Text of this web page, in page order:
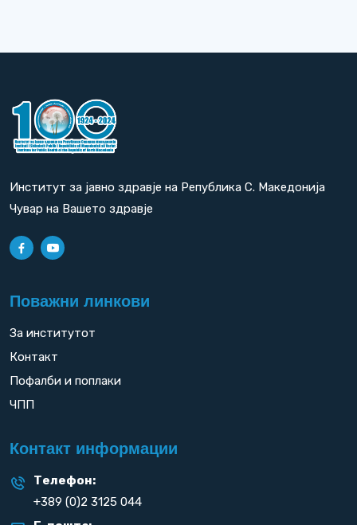
Институт за јавно здравје на Република С. Македонија
Чувар на Вашето здравје
Поважни линкови
За институтот
Контакт
Пофалби и поплаки
ЧПП
Контакт информации
Телефон:
+389 (0)2 3125 044